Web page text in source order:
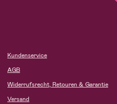
Kundenservice
AGB
Widerrufsrecht, Retouren & Garantie
Versand